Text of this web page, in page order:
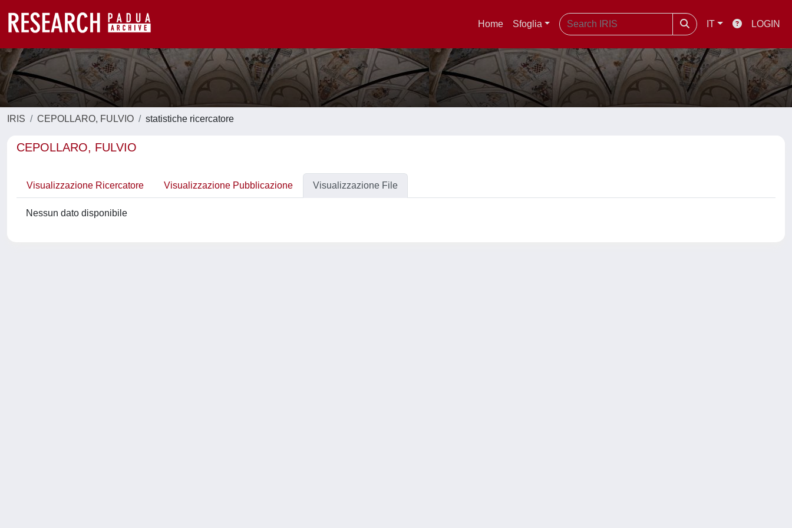
Home Sfoglia IT LOGIN
IRIS CEPOLLARO, FULVIO statistiche ricercatore
CEPOLLARO, FULVIO
Visualizzazione Ricercatore Visualizzazione Pubblicazione Visualizzazione File
Nessun dato disponibile